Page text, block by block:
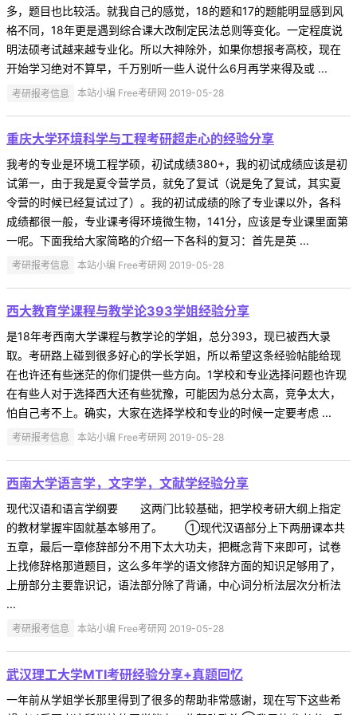
多，题目也比较活。就我自己的感觉，18的题和17的题能明显感到风
格不同，18年更是遇到综合课大改制定民法总则等变化。一定程度说
明法硕考试越来越专业化。所以大神除外，如果你想报考高校，现在
开始学习绝对不算早，千万别听一些人说什么6月再学来得及或 ...
考研报考信息 本站小编 Free考研网 2019-05-28
重庆大学环境科学与工程考研超走心的经验分享
我考的专业是环境工程学硕，初试成绩380+，我的初试成绩应该是初
试第一，由于我是夏令营学员，就免了复试（说是免了复试，其实夏
令营的时候已经复试过了）。我的初试成绩的除了专业课以外，各科
成绩都很一般，专业课考得环境微生物，141分，应该是专业课里面第
一呢。下面我给大家简略的介绍一下各科的复习：首先是英 ...
考研报考信息 本站小编 Free考研网 2019-05-28
西大教育学课程与教学论393学姐经验分享
是18年考西南大学课程与教学论的学姐，总分393，现已被西大录
取。考研路上碰到很多好心的学长学姐，所以希望这条经验帖能给现
在也许还有些迷茫的你们提供一些方向。1学校和专业选择问题也许现
在有些人对于选择西大还有些犹豫，可能因为总分太高，竞争太大，
怕自己考不上。确实，大家在选择学校和专业的时候一定要考虑 ...
考研报考信息 本站小编 Free考研网 2019-05-28
西南大学语言学，文字学，文献学经验分享
现代汉语和语言学纲要 这两门比较基础，把学校考研大纲上指定
的教材掌握牢固就基本够用了。 ①现代汉语部分上下两册课本共
五章，最后一章修辞部分不用下太大功夫，把概念背下来即可，试卷
上找修辞格那道题目，这么多年学的语文修辞方面的知识足够用了，
上册部分主要靠识记，语法部分除了背诵，中心词分析法层次分析法
...
考研报考信息 本站小编 Free考研网 2019-05-28
武汉理工大学MTI考研经验分享+真题回忆
一年前从学姐学长那里得到了很多的帮助非常感谢，现在写下这些希